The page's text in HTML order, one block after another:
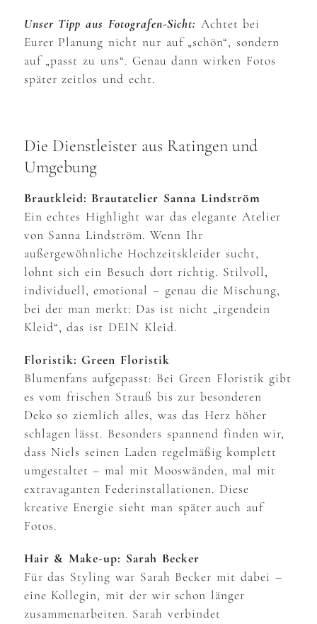
Unser Tipp aus Fotografen-Sicht: Achtet bei
Eurer Planung nicht nur auf „schön“, sondern
auf „passt zu uns“. Genau dann wirken Fotos
später zeitlos und echt.
Die Dienstleister aus Ratingen und
Umgebung
Brautkleid: Brautatelier Sanna Lindström
Ein echtes Highlight war das elegante Atelier
von Sanna Lindström. Wenn Ihr
außergewöhnliche Hochzeitskleider sucht,
lohnt sich ein Besuch dort richtig. Stilvoll,
individuell, emotional – genau die Mischung,
bei der man merkt: Das ist nicht „irgendein
Kleid“, das ist DEIN Kleid.
Floristik: Green Floristik
Blumenfans aufgepasst: Bei Green Floristik gibt
es vom frischen Strauß bis zur besonderen
Deko so ziemlich alles, was das Herz höher
schlagen lässt. Besonders spannend finden wir,
dass Niels seinen Laden regelmäßig komplett
umgestaltet – mal mit Mooswänden, mal mit
extravaganten Federinstallationen. Diese
kreative Energie sieht man später auch auf
Fotos.
Hair & Make-up: Sarah Becker
Für das Styling war Sarah Becker mit dabei –
eine Kollegin, mit der wir schon länger
zusammenarbeiten. Sarah verbindet